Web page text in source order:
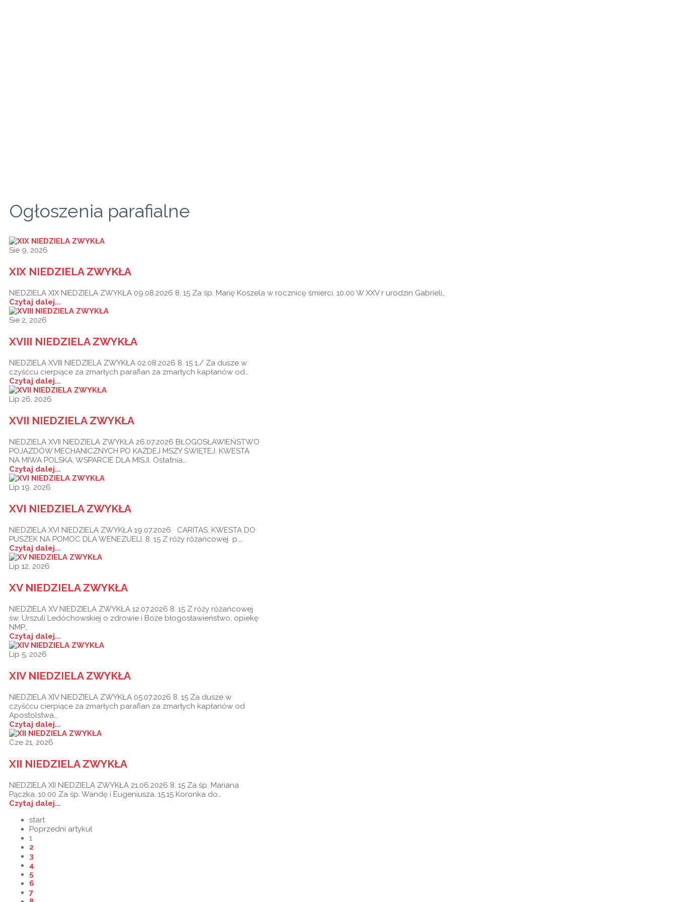
Ogłoszenia parafialne
Sie 9, 2026
XIX NIEDZIELA ZWYKŁA
NIEDZIELA XIX NIEDZIELA ZWYKŁA 09.08.2026 8. 15 Za śp. Marię Koszela w rocznicę śmierci. 10.00 W XXV r urodzin Gabrieli…
Czytaj dalej...
Sie 2, 2026
XVIII NIEDZIELA ZWYKŁA
NIEDZIELA XVIII NIEDZIELA ZWYKŁA 02.08.2026 8. 15 1./ Za dusze w
czyśćcu cierpiące za zmarłych parafian za zmarłych kapłanów od…
Czytaj dalej...
Lip 26, 2026
XVII NIEDZIELA ZWYKŁA
NIEDZIELA XVII NIEDZIELA ZWYKŁA 26.07.2026 BŁOGOSŁAWIEŃSTWO
POJAZDÓW MECHANICZNYCH PO KAŻDEJ MSZY ŚWIĘTEJ. KWESTA
NA MIWA POLSKA, WSPARCIE DLA MISJI. Ostatnia…
Czytaj dalej...
Lip 19, 2026
XVI NIEDZIELA ZWYKŁA
NIEDZIELA XVI NIEDZIELA ZWYKŁA 19.07.2026 CARITAS. KWESTA DO
PUSZEK NA POMOC DLA WENEZUELI. 8. 15 Z róży różańcowej p.…
Czytaj dalej...
Lip 12, 2026
XV NIEDZIELA ZWYKŁA
NIEDZIELA XV NIEDZIELA ZWYKŁA 12.07.2026 8. 15 Z róży różańcowej
św. Urszuli Ledóchowskiej o zdrowie i Boże błogosławieństwo, opiekę
NMP…
Czytaj dalej...
Lip 5, 2026
XIV NIEDZIELA ZWYKŁA
NIEDZIELA XIV NIEDZIELA ZWYKŁA 05.07.2026 8. 15 Za dusze w
czyśćcu cierpiące za zmarłych parafian za zmarłych kapłanów od
Apostolstwa…
Czytaj dalej...
Cze 21, 2026
XII NIEDZIELA ZWYKŁA
NIEDZIELA XII NIEDZIELA ZWYKŁA 21.06.2026 8. 15 Za śp. Mariana
Pączka. 10.00 Za śp. Wandę i Eugeniusza. 15.15 Koronka do…
Czytaj dalej...
start
Poprzedni artykuł
1
2
3
4
5
6
7